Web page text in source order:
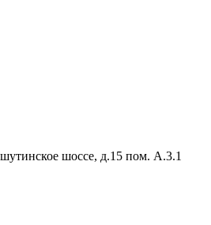
шоссе, д.15 пом. А.3.1